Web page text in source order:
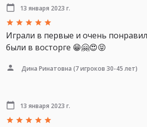
13 января 2023 г.
Играли в первые и очень
были в восторге 😁🤗😍😝
Дина Ринатовна (7 игроков 30-45 лет)
13 января 2023 г.